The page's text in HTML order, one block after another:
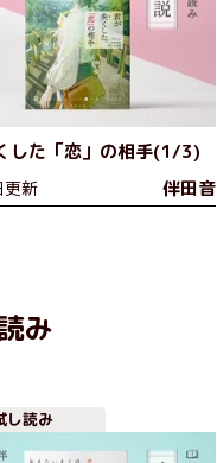
した「恋」の相手(1/3)
新 伴田音
み
し読み